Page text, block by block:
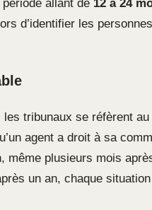
période allant de 12 à 24
d’identifier les
tribunaux se réfèrent
agent a droit à sa
même plusieurs mois
un an, chaque